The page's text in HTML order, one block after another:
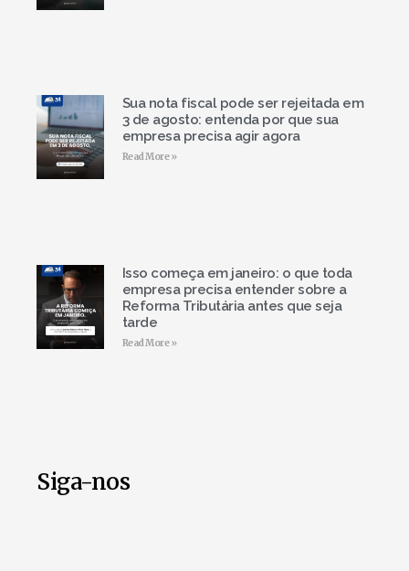
Sua nota fiscal pode ser rejeitada em
3 de agosto: entenda por que sua
empresa precisa agir agora
Read More »
Isso começa em janeiro: o que toda
empresa precisa entender sobre a
Reforma Tributária antes que seja
tarde
Read More »
Siga-nos